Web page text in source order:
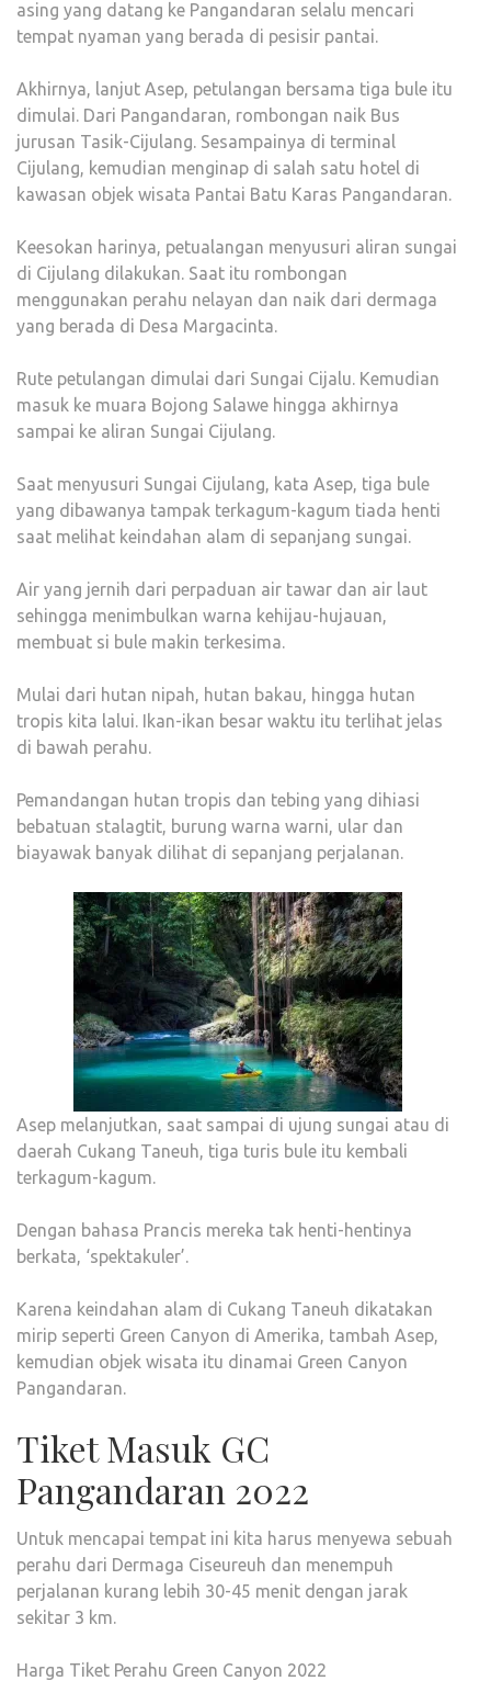
asing yang datang ke Pangandaran selalu mencari
tempat nyaman yang berada di pesisir pantai.
Akhirnya, lanjut Asep, petulangan bersama tiga bule itu
dimulai. Dari Pangandaran, rombongan naik Bus
jurusan Tasik-Cijulang. Sesampainya di terminal
Cijulang, kemudian menginap di salah satu hotel di
kawasan objek wisata Pantai Batu Karas Pangandaran.
Keesokan harinya, petualangan menyusuri aliran sungai
di Cijulang dilakukan. Saat itu rombongan
menggunakan perahu nelayan dan naik dari dermaga
yang berada di Desa Margacinta.
Rute petulangan dimulai dari Sungai Cijalu. Kemudian
masuk ke muara Bojong Salawe hingga akhirnya
sampai ke aliran Sungai Cijulang.
Saat menyusuri Sungai Cijulang, kata Asep, tiga bule
yang dibawanya tampak terkagum-kagum tiada henti
saat melihat keindahan alam di sepanjang sungai.
Air yang jernih dari perpaduan air tawar dan air laut
sehingga menimbulkan warna kehijau-hujauan,
membuat si bule makin terkesima.
Mulai dari hutan nipah, hutan bakau, hingga hutan
tropis kita lalui. Ikan-ikan besar waktu itu terlihat jelas
di bawah perahu.
Pemandangan hutan tropis dan tebing yang dihiasi
bebatuan stalagtit, burung warna warni, ular dan
biayawak banyak dilihat di sepanjang perjalanan.
Asep melanjutkan, saat sampai di ujung sungai atau di
daerah Cukang Taneuh, tiga turis bule itu kembali
terkagum-kagum.
Dengan bahasa Prancis mereka tak henti-hentinya
berkata, ‘spektakuler’.
Karena keindahan alam di Cukang Taneuh dikatakan
mirip seperti Green Canyon di Amerika, tambah Asep,
kemudian objek wisata itu dinamai Green Canyon
Pangandaran.
Tiket Masuk GC
Pangandaran 2022
Untuk mencapai tempat ini kita harus menyewa sebuah
perahu dari Dermaga Ciseureuh dan menempuh
perjalanan kurang lebih 30-45 menit dengan jarak
sekitar 3 km.
Harga Tiket Perahu Green Canyon 2022